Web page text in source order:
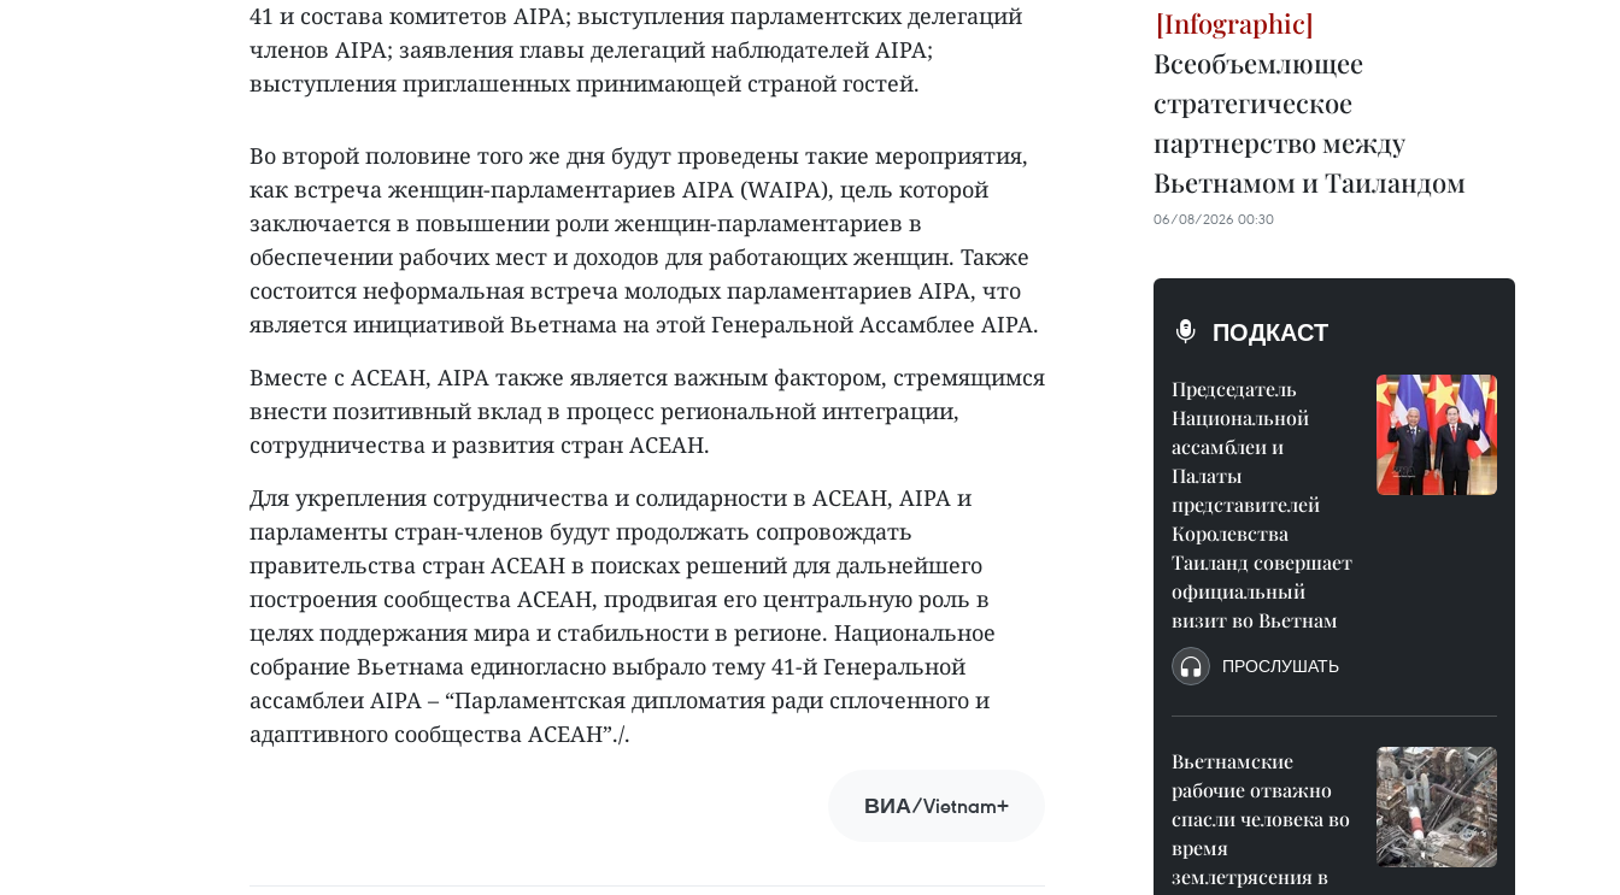
41 и состава комитетов AIPA; выступления парламентских делегаций
членов AIPA; заявления главы делегаций наблюдателей AIPA;
выступления приглашенных принимающей страной гостей.
Во второй половине того же дня будут проведены такие мероприятия,
как встреча женщин-парламентариев AIPA (WAIPA), цель которой
заключается в повышении роли женщин-парламентариев в
обеспечении рабочих мест и доходов для работающих женщин. Также
состоится неформальная встреча молодых парламентариев AIPA, что
является инициативой Вьетнама на этой Генеральной Ассамблее AIPA.
Вместе с АСЕАН, AIPA также является важным фактором, стремящимся
внести позитивный вклад в процесс региональной интеграции,
сотрудничества и развития стран АСЕАН.
Для укрепления сотрудничества и солидарности в АСЕАН, AIPA и
парламенты стран-членов будут продолжать сопровождать
правительства стран АСЕАН в поисках решений для дальнейшего
построения сообщества АСЕАН, продвигая его центральную роль в
целях поддержания мира и стабильности в регионе. Национальное
собрание Вьетнама единогласно выбрало тему 41-й Генеральной
ассамблеи AIPA – “Парламентская дипломатия ради сплоченного и
адаптивного сообщества АСЕАН”./.
ВИА/Vietnam+
Всеобъемлющее
стратегическое
партнерство между
Вьетнамом и Таиландом
06/08/2026 00:30
ПОДКАСТ
Председатель
Национальной
ассамблеи и
Палаты
представителей
Королевства
Таиланд совершает
официальный
визит во Вьетнам
ПРОСЛУШАТЬ
Вьетнамские
рабочие отважно
спасли человека во
время
землетрясения в